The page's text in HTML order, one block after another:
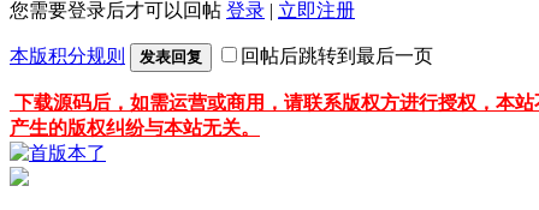
您需要登录后才可以回帖 登录 | 立即注册
本版积分规则 发表回复 回帖后跳转到最后一页
下载源码后，如需运营或商用，请联系版权方进行授权，本
产生的版权纠纷与本站无关。